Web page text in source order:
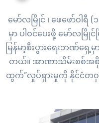
မော်လမြိုင် ၊ ဖေဖော်ဝါရီ
မှာ ပါဝင်ပေးဖို့ မော်လ
မြန်မာ့စီးပွားရေးဘဏ်ရှ
တယ်။ အာဏာသိမ်းစစ်အစို
ထွက်”လှုပ်ရှားမှုကို နိုင်ငံတဝှ